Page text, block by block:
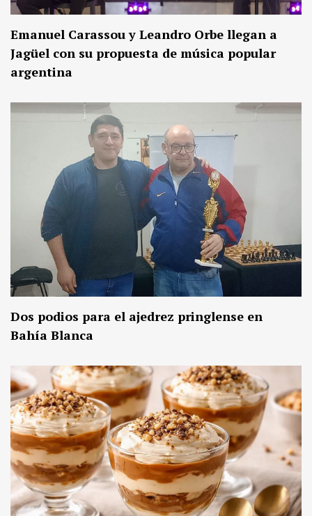
Emanuel Carassou y Leandro Orbe llegan a
Jagüel con su propuesta de música popular
argentina
Dos podios para el ajedrez pringlense en
Bahía Blanca